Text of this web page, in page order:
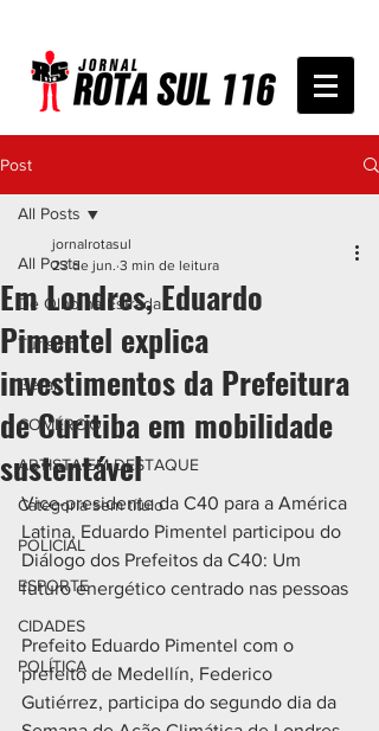
Post
All Posts
De Olho na Estrada
Turismo
Geral
COMÉRCIO
ARTISTA EM DESTAQUE
Categoria sem título
POLICIAL
ESPORTE
CIDADES
POLÍTICA
All Posts
Em Londres, Eduardo
Pimentel explica
investimentos da Prefeitura
de Curitiba em mobilidade
sustentável
jornalrotasul
23 de jun. 3 min de leitura
Vice-presidente da C40 para a América
Latina, Eduardo Pimentel participou do
Diálogo dos Prefeitos da C40: Um
futuro energético centrado nas pessoas
Prefeito Eduardo Pimentel com o
prefeito de Medellín, Federico
Gutiérrez, participa do segundo dia da